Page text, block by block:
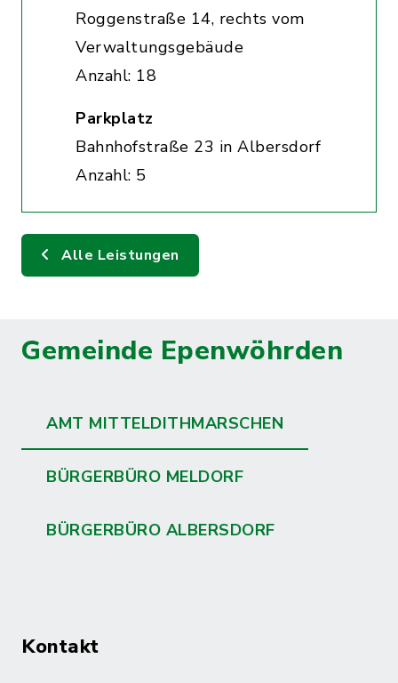
Roggenstraße 14, rechts vom
Verwaltungsgebäude
Anzahl: 18
Parkplatz
Bahnhofstraße 23 in Albersdorf
Anzahl: 5
Alle Leistungen
Gemeinde Epenwöhrden
AMT MITTELDITHMARSCHEN
BÜRGERBÜRO MELDORF
BÜRGERBÜRO ALBERSDORF
Kontakt